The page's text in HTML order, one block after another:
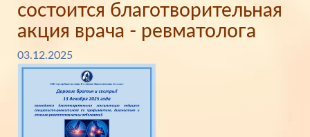
состоится благотворительная
акция врача - ревматолога
03.12.2025